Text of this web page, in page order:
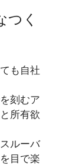
つく
も自社
刻むア
所有欲
ルーバ
目で楽